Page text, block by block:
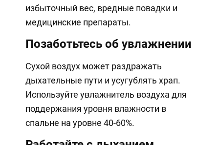
избыточный вес, вредные повадки и
медицинские препараты.
Позаботьтесь об увлажнении
Сухой воздух может раздражать
дыхательные пути и усугублять храп.
Используйте увлажнитель воздуха для
поддержания уровня влажности в
спальне на уровне 40-60%.